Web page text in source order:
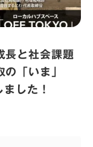
長と社会課題
「いま」
した！